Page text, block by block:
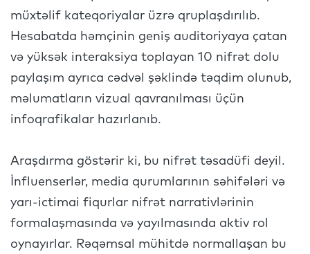
müxtəlif kateqoriyalar üzrə qruplaşdırılıb.
Hesabatda həmçinin geniş auditoriyaya çatan
və yüksək interaksiya toplayan 10 nifrət dolu
paylaşım ayrıca cədvəl şəklində təqdim olunub,
məlumatların vizual qavranılması üçün
infoqrafikalar hazırlanıb.
Araşdırma göstərir ki, bu nifrət təsadüfi deyil.
İnfluenserlər, media qurumlarının səhifələri və
yarı-ictimai fiqurlar nifrət narrativlərinin
formalaşmasında və yayılmasında aktiv rol
oynayırlar. Rəqəmsal mühitdə normallaşan bu